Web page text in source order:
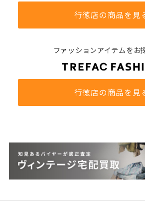
行徳店の商品を見
ファッションアイテムをお
行徳店の商品を見